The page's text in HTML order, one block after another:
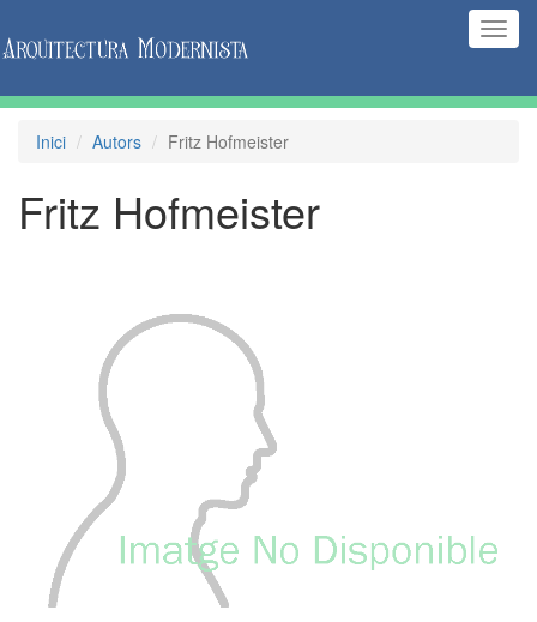
Inici Autors Fritz Hofmeister
Fritz Hofmeister